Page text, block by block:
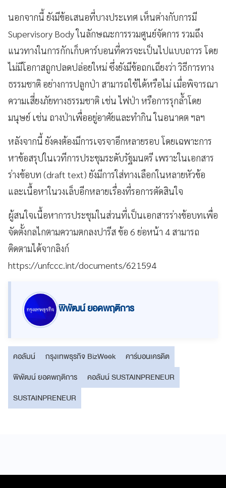
นอกจากนี้ ยังมีข้อเสนอที่บางประเทศ เห็นต่างกับการมี
Supervisory Body ในลักษณะการรวมศูนย์จัดการ รวมถึง
แนวทางในการกักเก็บคาร์บอนที่ควรจะเป็นไปแบบถาวร โดย
ไม่มีโอกาสถูกปลดปล่อยใหม่ ซึ่งยังมีข้อถกเถียงว่า วิธีการทาง
ธรรมชาติ อย่างการปลูกป่า สามารถใช้ได้หรือไม่ เมื่อพิจารณา
ความเสี่ยงภัยทางธรรมชาติ เช่น ไฟป่า หรือการรุกล้ำโดย
มนุษย์ เช่น ถางป่าเพื่ออยู่อาศัยและทำกิน ในอนาคต ฯลฯ
หลังจากนี้ ยังคงต้องมีการเจรจาอีกหลายรอบ โดยเฉพาะการ
หาข้อสรุปในเวทีการประชุมระดับรัฐมนตรี เพราะในเอกสาร
ร่างข้อบท (draft text) ยังมีการใส่ทางเลือกในหลายหัวข้อ
และเนื้อหาในวงเล็บอีกหลายเรื่องที่รอการตัดสินใจ
ผู้สนใจเนื้อหาการประชุมในส่วนที่เป็นเอกสารร่างข้อบทเพื่อ
จัดตั้งกลไกตามความตกลงปารีส ข้อ 6 ย่อหน้า 4 สามารถ
ติดตามได้จากลิงก์
https://unfccc.int/documents/621594
พิพัฒน์ ยอดพฤติการ
คอลัมน์ กรุงเทพธุรกิจ BizWeek
คาร์บอนเครดิต
พิพัฒน์ ยอดพฤติการ
คอลัมน์ SUSTAINPRENEUR
SUSTAINPRENEUR